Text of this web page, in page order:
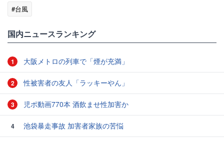
#台風
国内ニュースランキング
1 大阪メトロの列車で「煙が充満」
2 性被害者の友人「ラッキーやん」
3 児ポ動画770本 酒飲ませ性加害か
4 池袋暴走事故 加害者家族の苦悩